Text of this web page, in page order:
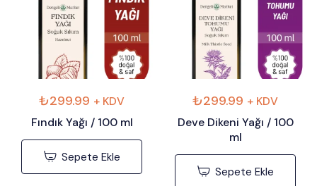
₺299.99 + KDV
Fındık Yağı / 100 ml
Sepete Ekle
₺299.99 + KDV
Deve Dikeni Yağı / 100
ml
Sepete Ekle